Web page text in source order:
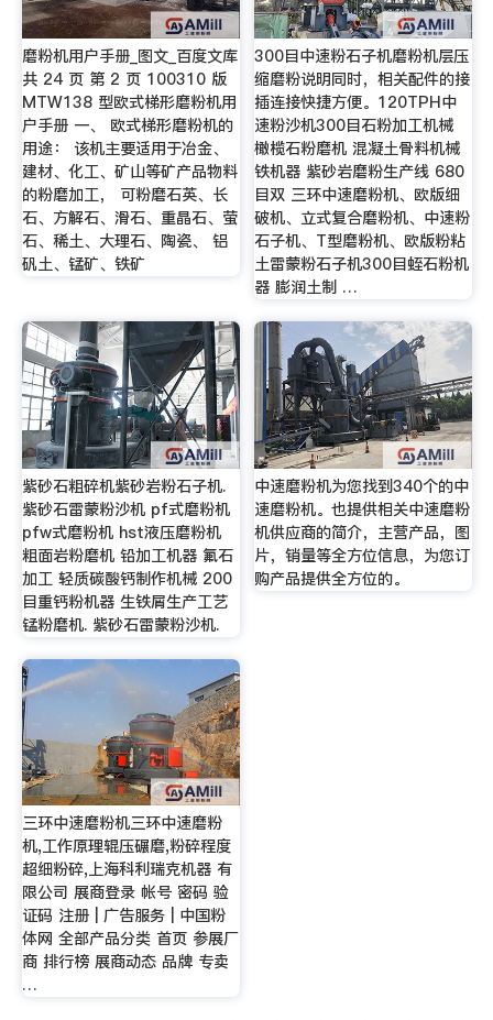
磨粉机用户手册_图文_百度文库
共 24 页 第 2 页 100310 版
MTW138 型欧式梯形磨粉机用
户手册 一、 欧式梯形磨粉机的
用途： 该机主要适用于冶金、
建材、化工、矿山等矿产品物料
的粉磨加工， 可粉磨石英、长
石、方解石、滑石、重晶石、萤
石、稀土、大理石、陶瓷、 铝
矾土、锰矿、铁矿
300目中速粉石子机磨粉机层压
缩磨粉说明同时，相关配件的接
插连接快捷方便。120TPH中
速粉沙机300目石粉加工机械
橄榄石粉磨机 混凝土骨料机械
铁机器 紫砂岩磨粉生产线 680
目双 三环中速磨粉机、欧版细
破机、立式复合磨粉机、中速粉
石子机、T型磨粉机、欧版粉粘
土雷蒙粉石子机300目蛭石粉机
器 膨润土制 …
紫砂石粗碎机紫砂岩粉石子机.
紫砂石雷蒙粉沙机 pf式磨粉机
pfw式磨粉机 hst液压磨粉机
粗面岩粉磨机 铅加工机器 氟石
加工 轻质碳酸钙制作机械 200
目重钙粉机器 生铁屑生产工艺
锰粉磨机. 紫砂石雷蒙粉沙机.
中速磨粉机为您找到340个的中
速磨粉机。也提供相关中速磨粉
机供应商的简介，主营产品，图
片，销量等全方位信息，为您订
购产品提供全方位的。
三环中速磨粉机三环中速磨粉
机,工作原理辊压碾磨,粉碎程度
超细粉碎,上海科利瑞克机器 有
限公司 展商登录 帐号 密码 验
证码 注册 | 广告服务 | 中国粉
体网 全部产品分类 首页 参展厂
商 排行榜 展商动态 品牌 专卖
…